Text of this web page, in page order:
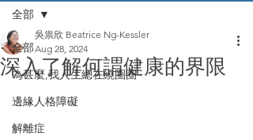
全部
為甚麼,我人生總在繞圈圈
邊緣人格障礙
解離症
全部
深入了解何謂健康的界限
吳祟欣 Beatrice Ng-Kessler
Aug 28, 2024